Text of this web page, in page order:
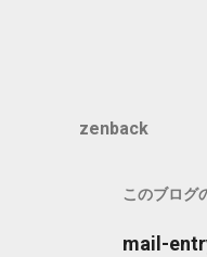
zenback
このブログ
mail-